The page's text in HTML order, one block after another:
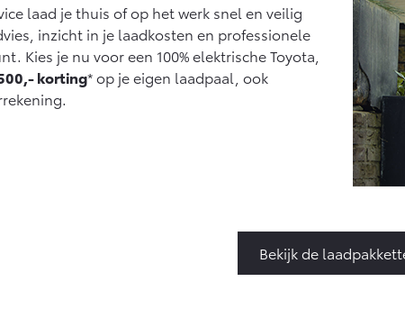
laad je thuis of op het werk snel en veilig
inzicht in je laadkosten en professionele
Kies je nu voor een 100% elektrische Toyota,
korting* op je eigen laadpaal, ook
Bekijk de